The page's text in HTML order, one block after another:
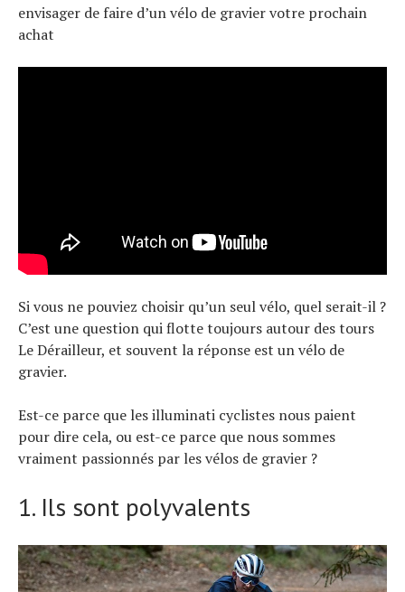
envisager de faire d’un vélo de gravier votre prochain
achat
Si vous ne pouviez choisir qu’un seul vélo, quel serait-il ?
C’est une question qui flotte toujours autour des tours
Le Dérailleur, et souvent la réponse est un vélo de
gravier.
Est-ce parce que les illuminati cyclistes nous paient
pour dire cela, ou est-ce parce que nous sommes
vraiment passionnés par les vélos de gravier ?
1. Ils sont polyvalents